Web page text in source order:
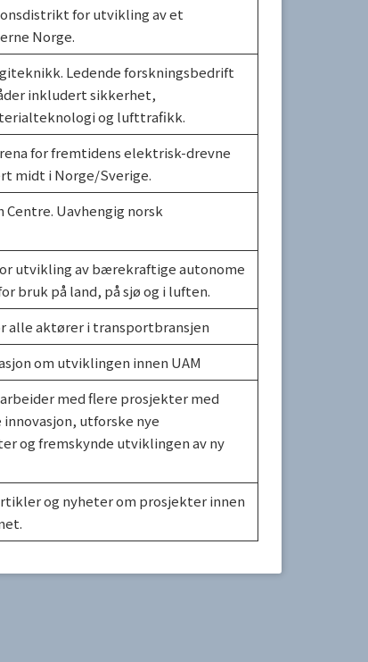
for utvikling av et
Norge.
Ledende forskningsbedrift
inkludert sikkerhet,
og lufttrafikk.
for fremtidens elektrisk-drevne
midt i Norge/Sverige.
Centre. Uavhengig norsk
utvikling av bærekraftige autonome
bruk på land, på sjø og i luften.
alle aktører i transportbransjen
om utviklingen innen UAM
med flere prosjekter med
utforske nye
og fremskynde utviklingen av ny
og nyheter om prosjekter innen